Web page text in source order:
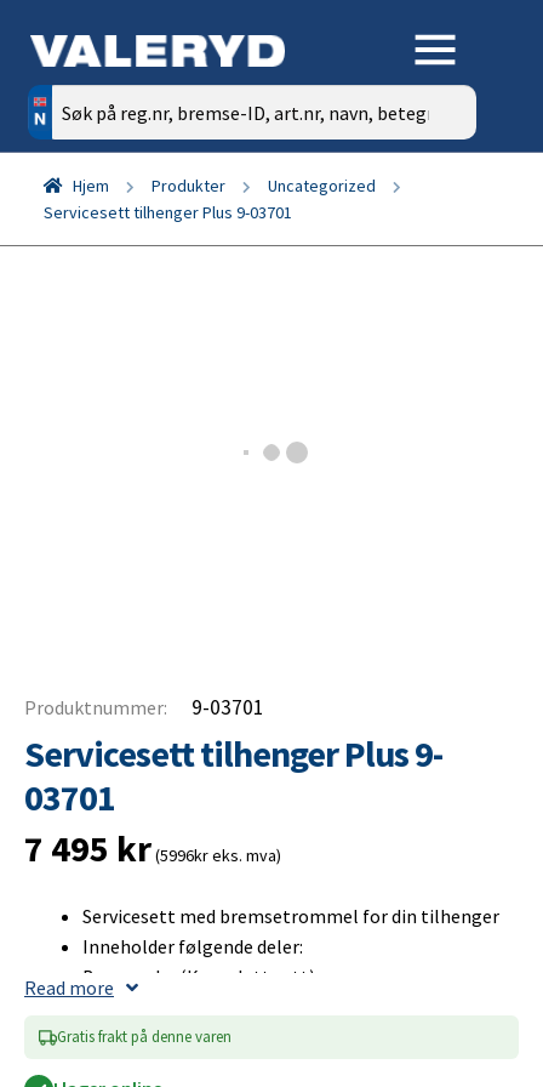
Søk
etter:
Hjem Produkter
Uncategorized
Servicesett tilhenger Plus 9-03701
Produktnummer: 9-03701
Servicesett tilhenger Plus 9-
03701
7 495 kr(5996kr eks. mva)
Servicesett med bremsetrommel for din tilhenger
Inneholder følgende deler:
Bremsesko (Komplett sett)
Hjulkapsel
Read more
Gratis frakt på denne varen